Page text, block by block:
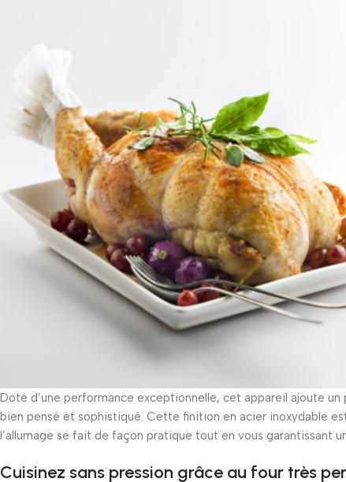
Doté d’une performance exceptionnelle,‎ cet appareil ajoute
bien pensé et sophistiqué.‎ ‎Cette finition en acier inoxydable
l‎’‎allumage se fait de façon pratique tout en vous garantissant
Cuisinez sans pression grâce au four très